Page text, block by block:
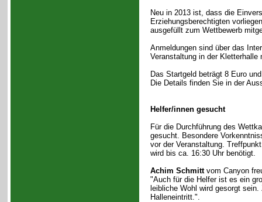
Neu in 2013 ist, dass die
Erziehungsberechtigten
ausgefüllt zum Wettbewerb
Anmeldungen sind über das
Veranstaltung in der Kletterhalle
Das Startgeld beträgt 8 Euro
Die Details finden Sie in der
Helfer/innen gesucht
Für die Durchführung des
gesucht. Besondere
vor der Veranstaltung.
wird bis ca. 16:30 Uhr benötigt.
Achim Schmittvom Canyon
"Auch für die Helfer ist es ein
leibliche Wohl wird gesorgt
Halleneintritt.".